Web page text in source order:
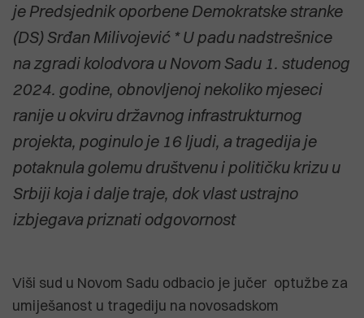
je Predsjednik oporbene Demokratske stranke
(DS) Srđan Milivojević * U padu nadstrešnice
na zgradi kolodvora u Novom Sadu 1. studenog
2024. godine, obnovljenoj nekoliko mjeseci
ranije u okviru državnog infrastrukturnog
projekta, poginulo je 16 ljudi, a tragedija je
potaknula golemu društvenu i političku krizu u
Srbiji koja i dalje traje, dok vlast ustrajno
izbjegava priznati odgovornost
Viši sud u Novom Sadu odbacio je jučer optužbe za
umiješanost u tragediju na novosadskom